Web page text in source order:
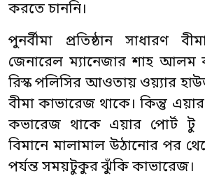
করতে চাননি।
পুনর্বীমা প্রতিষ্ঠান সাধারণ
জেনারেল ম্যানেজার শাহ
রিস্ক পলিসির আওতায় ওয়্যার
বীমা কাভারেজ থাকে। কিন্তু
কভারেজ থাকে এয়ার পোর্ট টু
বিমানে মালামাল উঠানোর পর
পর্যন্ত সময়টুকুর ঝুঁকি কাভারেজ।